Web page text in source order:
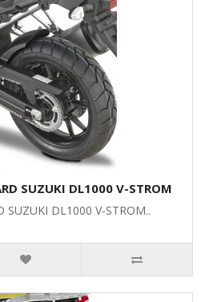
SUZUKI DL1000 V-STROM
SUZUKI DL1000 V-STROM..